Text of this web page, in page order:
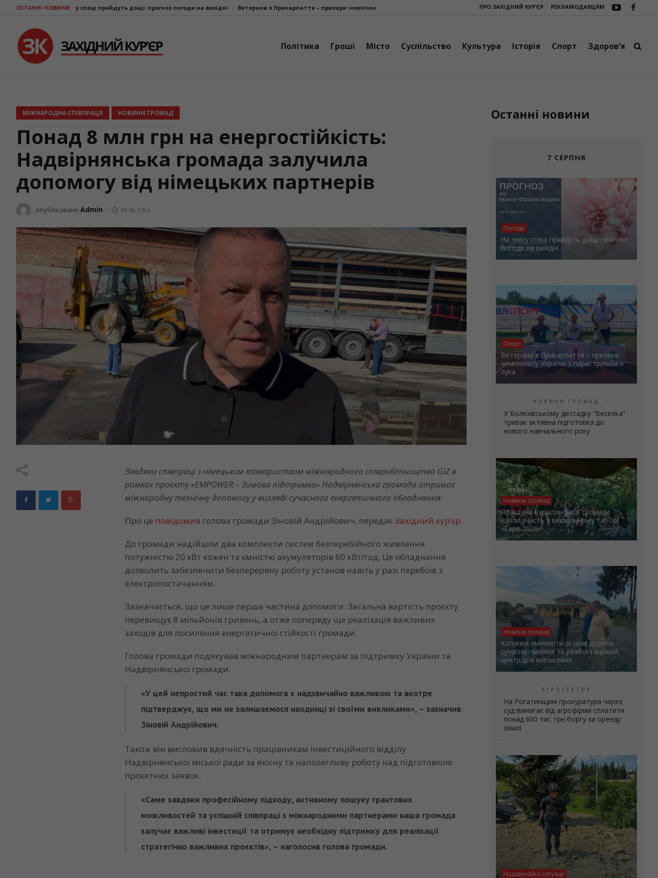
ПРО ЗАХІДНИЙ КУР’ЄР РЕКЛАМОДАВЦЯМ
ОСТАННІ НОВИНИ:
спеці прийдуть дощі: прогноз погоди на вихідні Ветерани з Прикарпаття – призери чемпіонату України з парастрільби з лука У Болехівському дитсадку “Веселка” триває активна підготовка до нового
Політика Гроші Місто Суспільство Культура Історія Спорт Здоров’я
МІЖНАРОДНА СПІВПРАЦЯ НОВИНИ ГРОМАД
Понад 8 млн грн на енергостійкість:
Надвірнянська громада залучила
допомогу від німецьких партнерів
опублікованоAdmin 03.06.2026
Завдяки співпраці з німецьким товариством міжнародного співробітництва GIZ в
рамках проєкту «EMPOWER – Зимова підтримка» Надвірнянська громада отримає
міжнародну технічну допомогу у вигляді сучасного енергетичного обладнання.
Про це повідомив голова громади Зіновій Андрійович, передає Західний кур’єр.
До громади надійшли два комплекти систем безперебійного живлення
потужністю 20 кВт кожен та ємністю акумуляторів 60 кВт/год. Це обладнання
дозволить забезпечити безперервну роботу установ навіть у разі перебоїв з
електропостачанням.
Зазначається, що це лише перша частина допомоги. Загальна вартість проєкту
перевищує 8 мільйонів гривень, а отже попереду ще реалізація важливих
заходів для посилення енергетичної стійкості громади.
Голова громади подякував міжнародним партнерам за підтримку України та
Надвірнянської громади.
«У цей непростий час така допомога є надзвичайно важливою та вкотре
підтверджує, що ми не залишаємося наодинці зі своїми викликами», – зазначив
Зіновій Андрійович.
Також він висловив вдячність працівникам інвестиційного відділу
Надвірнянської міської ради за якісну та наполегливу роботу над підготовкою
проєктних заявок.
«Саме завдяки професійному підходу, активному пошуку грантових
можливостей та успішній співпраці з міжнародними партнерами наша громада
залучає важливі інвестиції та отримує необхідну підтримку для реалізації
стратегічно важливих проєктів», – наголосив голова громади.
Останні новини
7 СЕРПНЯ
Погода
На зміну спеці прийдуть дощі: прогноз
погоди на вихідні
Спорт
Ветерани з Прикарпаття – призери
чемпіонату України з парастрільби з
лука
НОВИНИ ГРОМАД
У Болехівському дитсадку “Веселка”
триває активна підготовка до
нового навчального року
Новини громад
Пластуни Бурштинської громади
взяли участь у вишкільному таборі
«Гарт-2026»
Новини громад
Копанки змінюються: нові дороги,
сучасна гімназія та реабілітаційний
центр для військових
АГРОСЕКТОР
На Рогатинщині прокуратура через
суд вимагає від агрофірми сплатити
понад 600 тис. грн боргу за оренду
землі
Надзвичайні ситуації